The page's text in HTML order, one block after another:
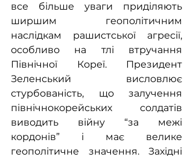
все більше уваги приділяють
ширшим геополітичним
наслідкам рашистської агресії,
особливо на тлі втручання
Північної Кореї. Президент
Зеленський висловлює
стурбованість, що залучення
північнокорейських солдатів
виводить війну “за межі
кордонів” і має велике
геополітичне значення. Західні